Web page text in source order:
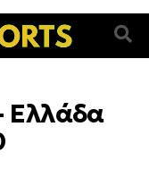
Ελλάδα